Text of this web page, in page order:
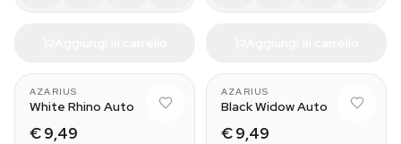
AZARIUS
White Rhino Auto
€ 9,49
AZARIUS
Black Widow Auto
€ 9,49